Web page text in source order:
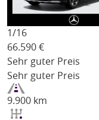
1/16
66.590 €
Sehr guter Preis
Sehr guter Preis
9.900 km